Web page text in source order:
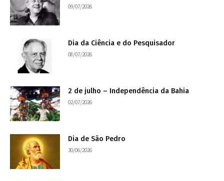
09/07/2026
Dia da Ciência e do Pesquisador
08/07/2026
2 de julho – Independência da Bahia
02/07/2026
Dia de São Pedro
30/06/2026